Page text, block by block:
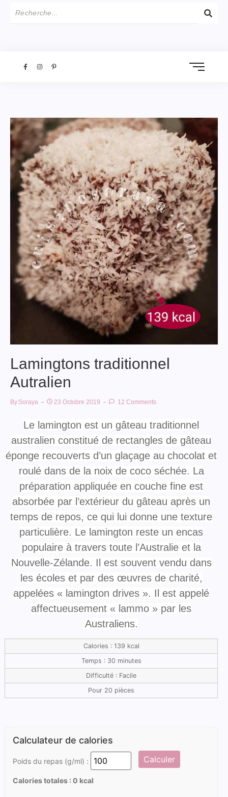
Lamingtons traditionnel
Autralien
By Soraya 23 Octobre 2019 12 Comments
Le lamington est un gâteau traditionnel
australien constitué de rectangles de gâteau
éponge recouverts d’un glaçage au chocolat et
roulé dans de la noix de coco séchée. La
préparation appliquée en couche fine est
absorbée par l’extérieur du gâteau après un
temps de repos, ce qui lui donne une texture
particulière. Le lamington reste un encas
populaire à travers toute l’Australie et la
Nouvelle-Zélande. Il est souvent vendu dans
les écoles et par des œuvres de charité,
appelées « lamington drives ». Il est appelé
affectueusement « lammo » par les
Australiens.
Calories : 139 kcal
Temps : 30 minutes
Difficulté : Facile
Pour 20 pièces
Calculateur de calories
Poids du repas (g/ml) : Calculer
Calories totales : 0 kcal